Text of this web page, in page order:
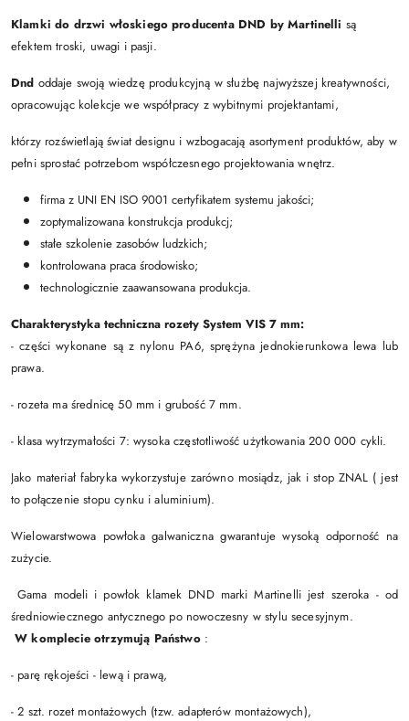
Klamki do drzwi włoskiego producenta DND by Martinelli są
efektem troski, uwagi i pasji.
Dnd oddaje swoją wiedzę produkcyjną w służbę najwyższej kreatywności,
opracowując kolekcje we współpracy z wybitnymi projektantami,
którzy rozświetlają świat designu i wzbogacają asortyment produktów, aby w
pełni sprostać potrzebom współczesnego projektowania wnętrz.
firma z UNI EN ISO 9001 certyfikatem systemu jakości;
zoptymalizowana konstrukcja produkcj;
stałe szkolenie zasobów ludzkich;
kontrolowana praca środowisko;
technologicznie zaawansowana produkcja.
Charakterystyka techniczna rozety System VIS 7 mm:
- części wykonane są z nylonu PA6, sprężyna jednokierunkowa lewa lub
prawa.
- rozeta ma średnicę 50 mm i grubość 7 mm.
- klasa wytrzymałości 7: wysoka częstotliwość użytkowania 200 000 cykli.
Jako materiał fabryka wykorzystuje zarówno mosiądz, jak i stop ZNAL ( jest
to połączenie stopu cynku i aluminium).
Wielowarstwowa powłoka galwaniczna gwarantuje wysoką odporność na
zużycie.
Gama modeli i powłok klamek DND marki Martinelli jest szeroka - od
średniowiecznego antycznego po nowoczesny w stylu secesyjnym.
W komplecie otrzymują Państwo:
- parę rękojeści - lewą i prawą,
- 2 szt. rozet montażowych (tzw. adapterów montażowych),